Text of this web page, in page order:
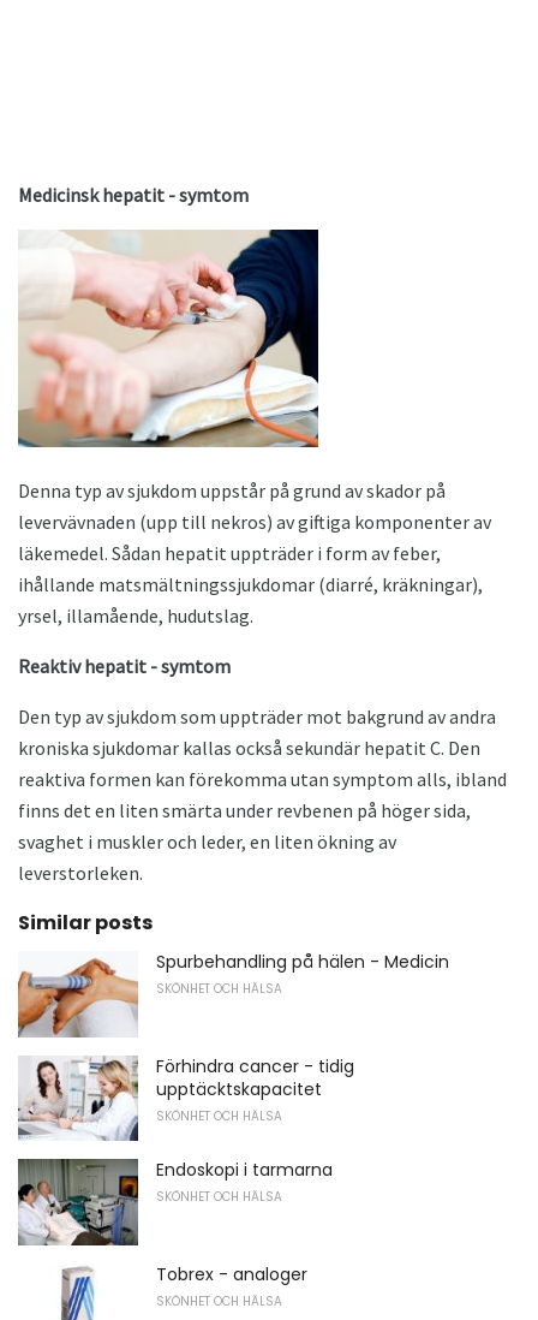
Medicinsk hepatit - symtom
Denna typ av sjukdom uppstår på grund av skador på
levervävnaden (upp till nekros) av giftiga komponenter av
läkemedel. Sådan hepatit uppträder i form av feber,
ihållande matsmältningssjukdomar (diarré, kräkningar),
yrsel, illamående, hudutslag.
Reaktiv hepatit - symtom
Den typ av sjukdom som uppträder mot bakgrund av andra
kroniska sjukdomar kallas också sekundär hepatit C. Den
reaktiva formen kan förekomma utan symptom alls, ibland
finns det en liten smärta under revbenen på höger sida,
svaghet i muskler och leder, en liten ökning av
leverstorleken.
Similar posts
Spurbehandling på hälen - Medicin
SKÖNHET OCH HÄLSA
Förhindra cancer - tidig
upptäcktskapacitet
SKÖNHET OCH HÄLSA
Endoskopi i tarmarna
SKÖNHET OCH HÄLSA
Tobrex - analoger
SKÖNHET OCH HÄLSA